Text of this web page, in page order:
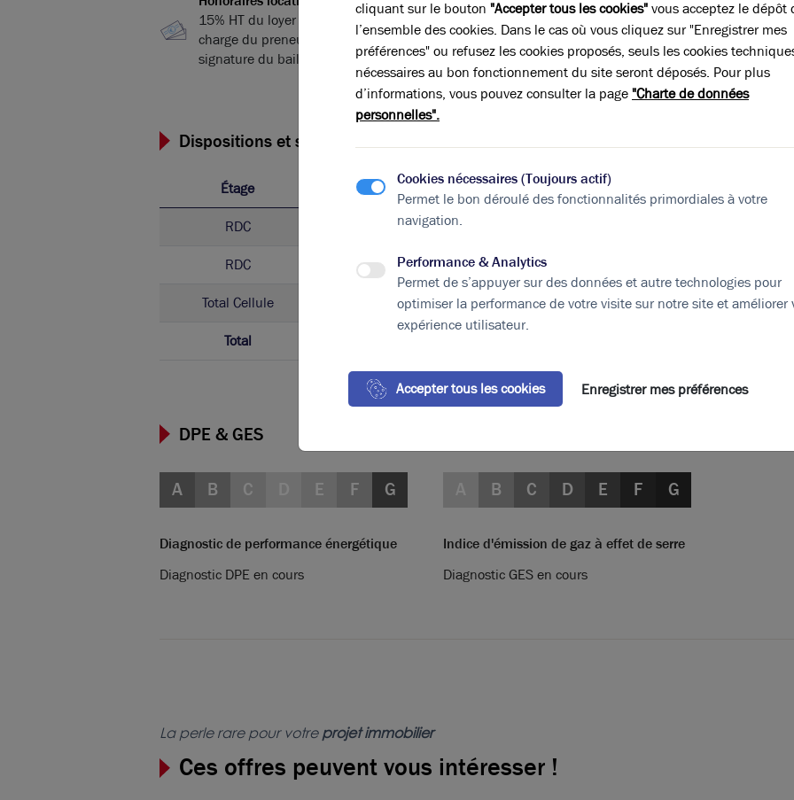
15% HT du loyer annuel HT à la
charge du preneur, payables à la
signature du bail
Dispositions et surfaces
Étage Type Surface(m²)
RDC Activités
RDC Bureaux 364
Total Cellule Activités 2002 160 160,00 € / m²
Total
Eléments affichés non contractuels
DPE & GES
A B C E F G
Diagnostic de performance énergétique
Diagnostic DPE en cours
B C D E F G
Indice d'émission de gaz à effet de serre
Diagnostic GES en cours
La perle rare pour votreprojet immobilier
Ces offres peuvent vous intéresser !
cliquant sur le bouton "Accepter tous les cookies"vous acceptez le dépôt
l’ensemble des cookies. Dans le cas où vous cliquez sur "Enregistrer mes
préférences" ou refusez les cookies proposés, seuls les cookies
nécessaires au bon fonctionnement du site seront déposés. Pour plus
d’informations, vous pouvez consulter la page"Charte de données
personnelles".
Cookies nécessaires (Toujours actif)
Permet le bon déroulé des fonctionnalités primordiales à votre
navigation.
Performance & Analytics
Permet de s’appuyer sur des données et autre technologies pour
optimiser la performance de votre visite sur notre site et améliorer
expérience utilisateur.
Accepter tous les cookies Enregistrer mes préférences